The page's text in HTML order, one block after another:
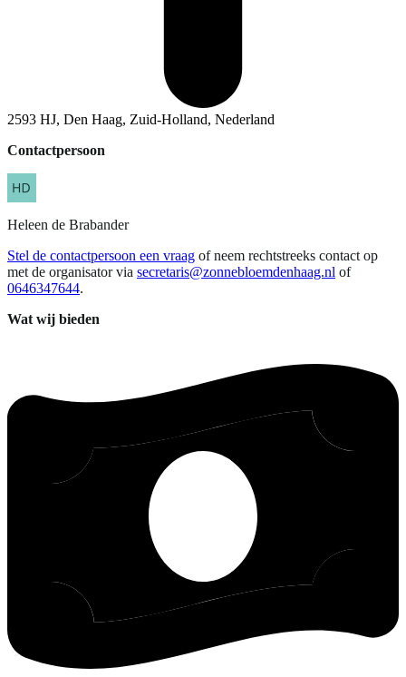
2593 HJ, Den Haag, Zuid-Holland, Nederland
Contactpersoon
Heleen de Brabander
Stel de contactpersoon een vraag of neem rechtstreeks contact op
met de organisator via secretaris@zonnebloemdenhaag.nl of
0646347644.
Wat wij bieden